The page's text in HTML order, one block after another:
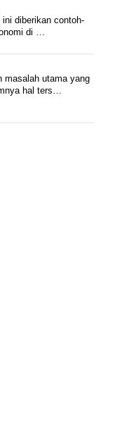
diberikan contoh-
di …
masalah utama yang
hal ters…